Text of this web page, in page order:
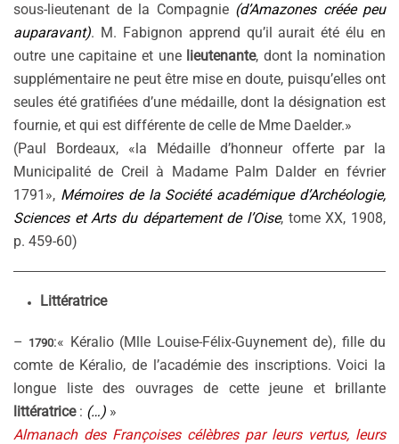
sous-lieutenant de la Compagnie (d’Amazones créée peu
auparavant). M. Fabignon apprend qu’il aurait été élu en
outre une capitaine et une lieutenante, dont la nomination
supplémentaire ne peut être mise en doute, puisqu’elles ont
seules été gratifiées d’une médaille, dont la désignation est
fournie, et qui est différente de celle de Mme Daelder.»
(Paul Bordeaux, «la Médaille d’honneur offerte par la
Municipalité de Creil à Madame Palm Dalder en février
1791», Mémoires de la Société académique d’Archéologie,
Sciences et Arts du département de l’Oise, tome XX, 1908,
p. 459-60)
Littératrice
– 1790:« Kéralio (Mlle Louise-Félix-Guynement de), fille du
comte de Kéralio, de l’académie des inscriptions. Voici la
longue liste des ouvrages de cette jeune et brillante
littératrice : (…) »
Almanach des Françoises célèbres par leurs vertus, leurs